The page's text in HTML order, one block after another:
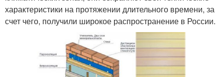
характеристики на протяжении длительного времени, за
счет чего, получили широкое распространение в России.